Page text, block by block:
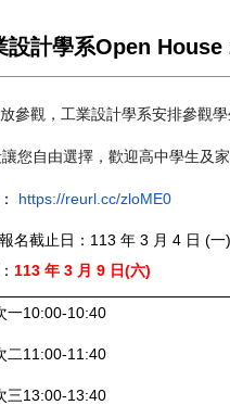
設計學系Open
參觀，工業設計學系安排參觀學
您自由選擇，歡迎高中學生及家
https://reurl.cc/zloME0
名截止日：113 年 3 月 4 日 (一
113 年 3 月 9 日(六)
一10:00-10:40
二11:00-11:40
三13:00-13:40